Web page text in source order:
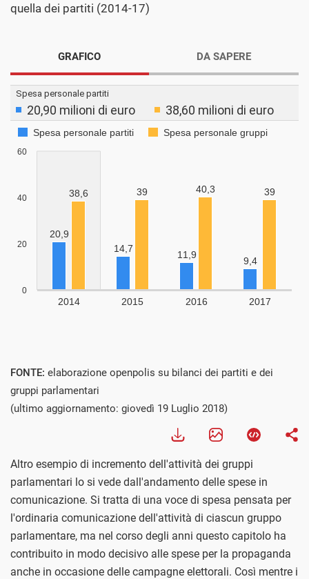
quella dei partiti (2014-17)
GRAFICO DA SAPERE
FONTE: elaborazione openpolis su bilanci dei partiti e dei
gruppi parlamentari
(ultimo aggiornamento: giovedì 19 Luglio 2018)
Altro esempio di incremento dell'attività dei gruppi
parlamentari lo si vede dall'andamento delle spese in
comunicazione. Si tratta di una voce di spesa pensata per
l'ordinaria comunicazione dell'attività di ciascun gruppo
parlamentare, ma nel corso degli anni questo capitolo ha
contribuito in modo decisivo alle spese per la propaganda
anche in occasione delle campagne elettorali. Così mentre i